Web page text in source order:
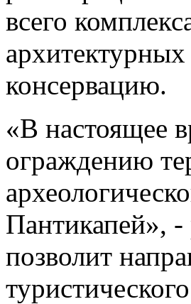
всего
консервацию.
«В настоящее
ограждению
Пантикапей», -
позволит